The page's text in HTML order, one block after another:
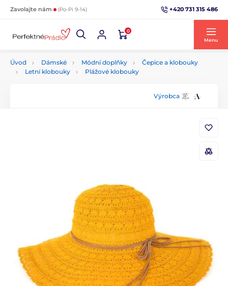
Zavolajte nám (Po-Pi 9-14) +420 731 315 486
0
Menu
Úvod Dámské Módní doplňky
Čepice a klobouky
Letní klobouky
Plážové klobouky
Výrobca